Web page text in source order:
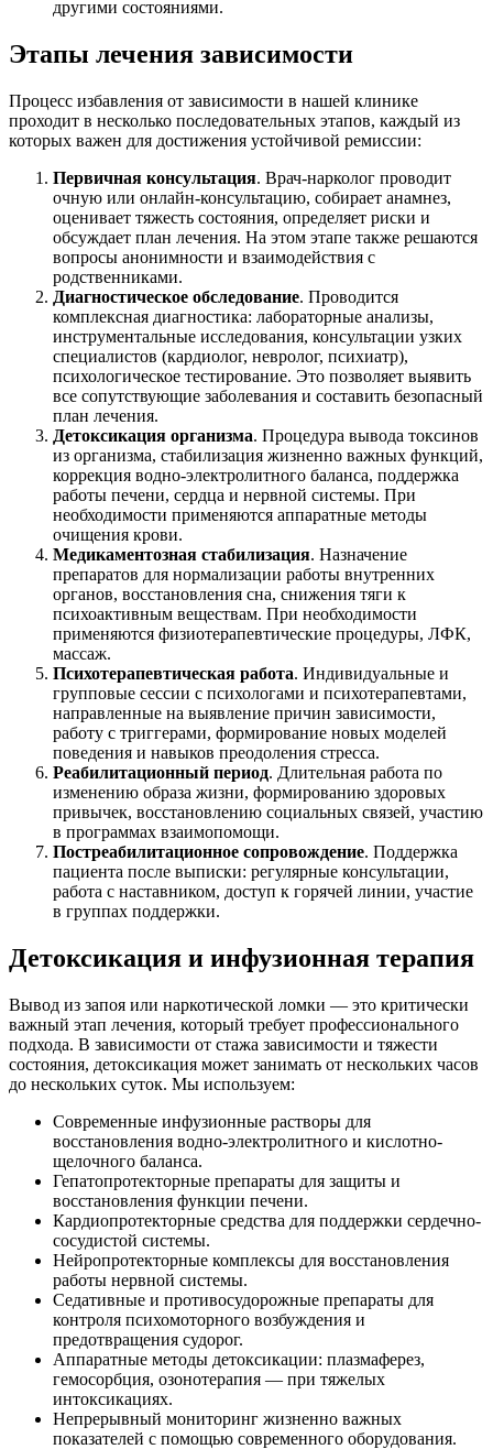
другими состояниями.
Этапы лечения зависимости
Процесс избавления от зависимости в нашей клинике
проходит в несколько последовательных этапов, каждый из
которых важен для достижения устойчивой ремиссии:
Первичная консультация. Врач-нарколог проводит
очную или онлайн-консультацию, собирает анамнез,
оценивает тяжесть состояния, определяет риски и
обсуждает план лечения. На этом этапе также решаются
вопросы анонимности и взаимодействия с
родственниками.
Диагностическое обследование. Проводится
комплексная диагностика: лабораторные анализы,
инструментальные исследования, консультации узких
специалистов (кардиолог, невролог, психиатр),
психологическое тестирование. Это позволяет выявить
все сопутствующие заболевания и составить безопасный
план лечения.
Детоксикация организма. Процедура вывода токсинов
из организма, стабилизация жизненно важных функций,
коррекция водно-электролитного баланса, поддержка
работы печени, сердца и нервной системы. При
необходимости применяются аппаратные методы
очищения крови.
Медикаментозная стабилизация. Назначение
препаратов для нормализации работы внутренних
органов, восстановления сна, снижения тяги к
психоактивным веществам. При необходимости
применяются физиотерапевтические процедуры, ЛФК,
массаж.
Психотерапевтическая работа. Индивидуальные и
групповые сессии с психологами и психотерапевтами,
направленные на выявление причин зависимости,
работу с триггерами, формирование новых моделей
поведения и навыков преодоления стресса.
Реабилитационный период. Длительная работа по
изменению образа жизни, формированию здоровых
привычек, восстановлению социальных связей, участию
в программах взаимопомощи.
Постреабилитационное сопровождение. Поддержка
пациента после выписки: регулярные консультации,
работа с наставником, доступ к горячей линии, участие
в группах поддержки.
Детоксикация и инфузионная терапия
Вывод из запоя или наркотической ломки — это критически
важный этап лечения, который требует профессионального
подхода. В зависимости от стажа зависимости и тяжести
состояния, детоксикация может занимать от нескольких часов
до нескольких суток. Мы используем:
Современные инфузионные растворы для
восстановления водно-электролитного и кислотно-
щелочного баланса.
Гепатопротекторные препараты для защиты и
восстановления функции печени.
Кардиопротекторные средства для поддержки сердечно-
сосудистой системы.
Нейропротекторные комплексы для восстановления
работы нервной системы.
Седативные и противосудорожные препараты для
контроля психомоторного возбуждения и
предотвращения судорог.
Аппаратные методы детоксикации: плазмаферез,
гемосорбция, озонотерапия — при тяжелых
интоксикациях.
Непрерывный мониторинг жизненно важных
показателей с помощью современного оборудования.